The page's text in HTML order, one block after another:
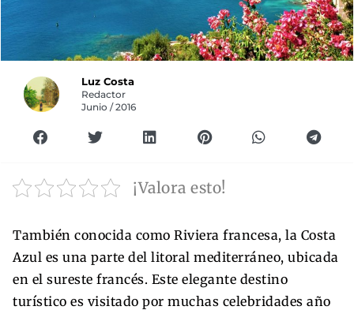
Luz Costa
Redactor
Junio / 2016
¡Valora esto!
También conocida como Riviera francesa, la Costa
Azul es una parte del litoral mediterráneo, ubicada
en el sureste francés. Este elegante destino
turístico es visitado por muchas celebridades año